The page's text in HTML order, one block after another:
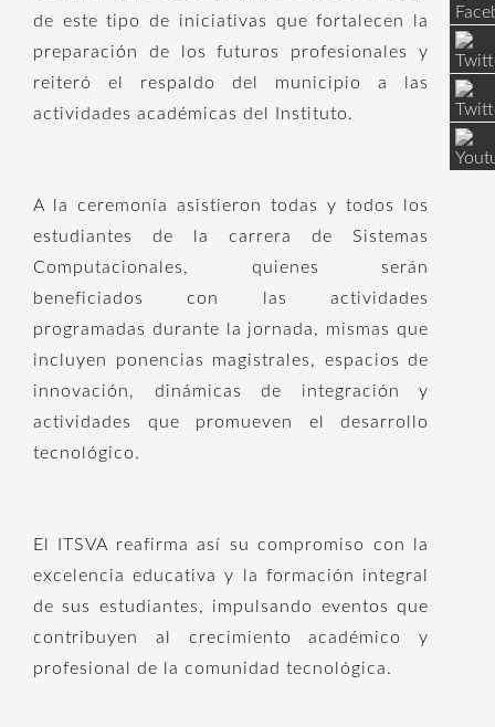
de este tipo de iniciativas que fortalecen la
preparación de los futuros profesionales y
reiteró el respaldo del municipio a las
actividades académicas del Instituto.
A la ceremonia asistieron todas y todos los
estudiantes de la carrera de Sistemas
Computacionales, quienes serán
beneficiados con las actividades
programadas durante la jornada, mismas que
incluyen ponencias magistrales, espacios de
innovación, dinámicas de integración y
actividades que promueven el desarrollo
tecnológico.
El ITSVA reafirma así su compromiso con la
excelencia educativa y la formación integral
de sus estudiantes, impulsando eventos que
contribuyen al crecimiento académico y
profesional de la comunidad tecnológica.